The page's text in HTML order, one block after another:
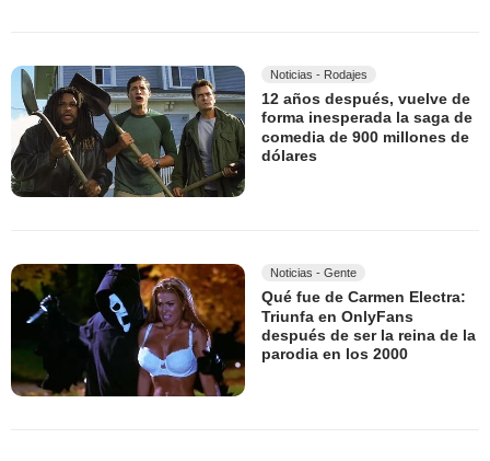
Noticias - Rodajes
12 años después, vuelve de
forma inesperada la saga de
comedia de 900 millones de
dólares
Noticias - Gente
Qué fue de Carmen Electra:
Triunfa en OnlyFans
después de ser la reina de la
parodia en los 2000